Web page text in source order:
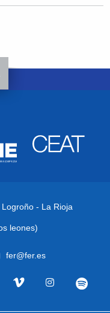
Logroño - La Rioja
leones)
fer@fer.es